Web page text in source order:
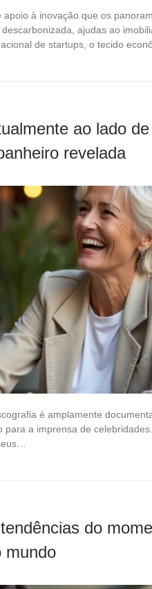
à inovação que os
ajudas ao
de startups, o tecido
ao lado
revelada
é amplamente
a imprensa de
do
mundo